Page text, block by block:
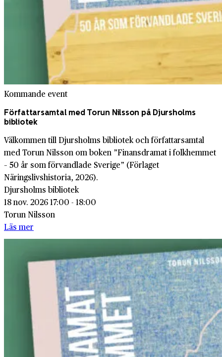
Kommande event
Författarsamtal med Torun Nilsson på Djursholms
bibliotek
Välkommen till Djursholms bibliotek och författarsamtal
med Torun Nilsson om boken ”Finansdramat i folkhemmet
– 50 år som förvandlade Sverige” (Förlaget
Näringslivshistoria, 2026).
Djursholms bibliotek
18 nov. 2026 17:00 - 18:00
Torun Nilsson
Läs mer